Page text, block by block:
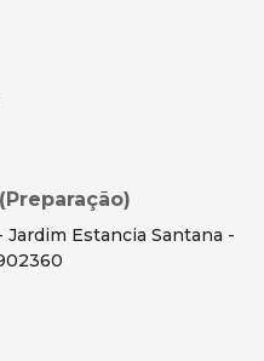
Estancia Santana -